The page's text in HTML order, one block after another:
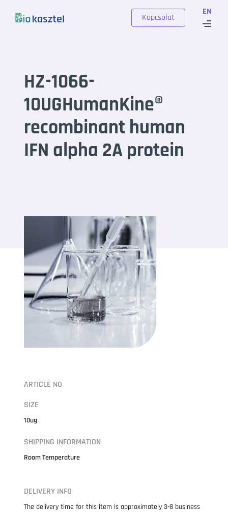
EN
Kapcsolat
HZ-1066-
10UGHumanKine®
recombinant human
IFN alpha 2A protein
ARTICLE NO
SIZE
10ug
SHIPPING INFORMATION
Room Temperature
DELIVERY INFO
The delivery time for this item is approximately 3-8 business